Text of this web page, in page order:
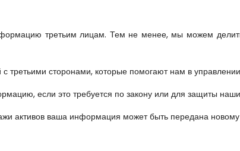
третьим лицам. Тем не менее, мы можем
сторонами, которые помогают нам в
если это требуется по закону или для защиты
активов ваша информация может быть передана